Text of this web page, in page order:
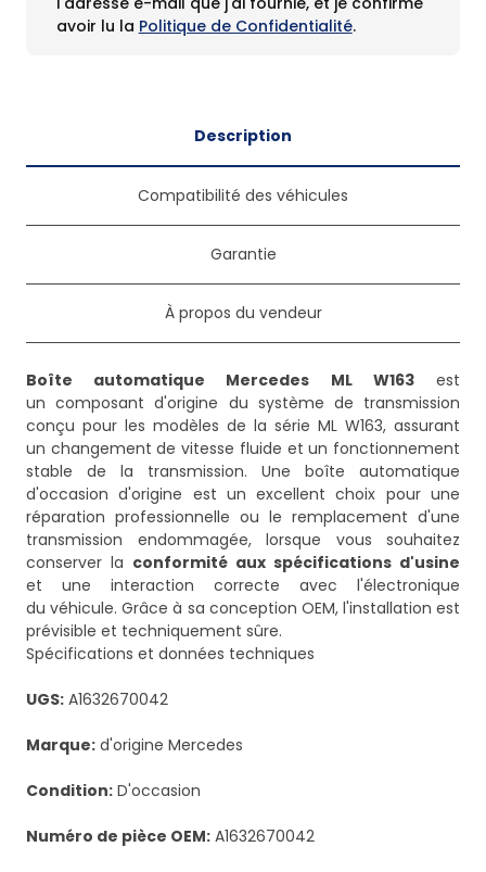
avoir lu la Politique de Confidentialité.
Description
Compatibilité des véhicules
Garantie
À propos du vendeur
Boîte automatique Mercedes ML W163est
un composant d'origine du système de transmission
conçu pour les modèles de la série ML W163, assurant
un changement de vitesse fluide et un fonctionnement
stable de la transmission. Une boîte automatique
d'occasion d'origine est un excellent choix pour une
réparation professionnelle ou le remplacement d'une
transmission endommagée, lorsque vous souhaitez
conserver la conformité aux spécifications d'usine
et une interaction correcte avec l'électronique
du véhicule. Grâce à sa conception OEM, l'installation est
prévisible et techniquement sûre.
Spécifications et données techniques
UGS: A1632670042
Marque: d'origine Mercedes
Condition: D'occasion
Numéro de pièce OEM: A1632670042